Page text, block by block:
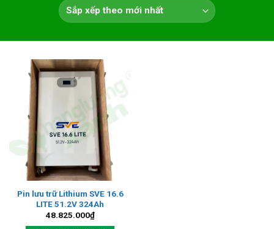
Pin lưu trữ Lithium SVE 16.6
LITE 51.2V 324Ah
48.825.000₫